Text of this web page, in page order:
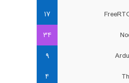
17
34
9
4